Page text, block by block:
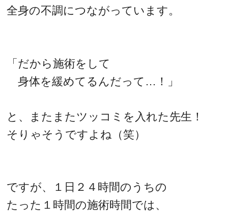
全身の不調につながっています。
「だから施術をして
身体を緩めてるんだって…！」
と、またまたツッコミを入れた先生！
そりゃそうですよね（笑）
ですが、１日２４時間のうちの
たった１時間の施術時間では、